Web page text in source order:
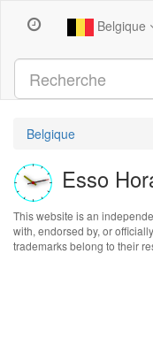
Belgique
Belgique
Esso
This website is an
with, endorsed by, or
trademarks belong to their